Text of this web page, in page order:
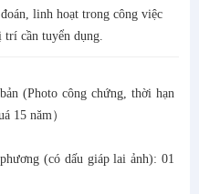
linh hoạt trong công việc
cần tuyển dụng.
(Photo công chứng, thời hạn
15 năm）
(có dấu giáp lai ảnh): 01